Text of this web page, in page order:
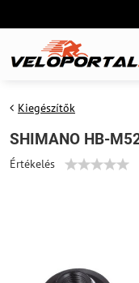
Kiegészítők
SHIMANO HB-
Értékelés